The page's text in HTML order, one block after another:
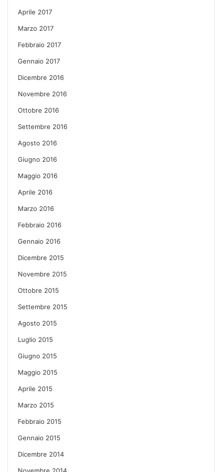
Aprile 2017
Marzo 2017
Febbraio 2017
Gennaio 2017
Dicembre 2016
Novembre 2016
Ottobre 2016
Settembre 2016
Agosto 2016
Giugno 2016
Maggio 2016
Aprile 2016
Marzo 2016
Febbraio 2016
Gennaio 2016
Dicembre 2015
Novembre 2015
Ottobre 2015
Settembre 2015
Agosto 2015
Luglio 2015
Giugno 2015
Maggio 2015
Aprile 2015
Marzo 2015
Febbraio 2015
Gennaio 2015
Dicembre 2014